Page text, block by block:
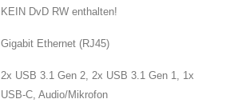
KEIN DvD RW enthalten!
Gigabit Ethernet (RJ45)
2x USB 3.1 Gen 2, 2x USB 3.1 Gen 1, 1x
USB-C, Audio/Mikrofon